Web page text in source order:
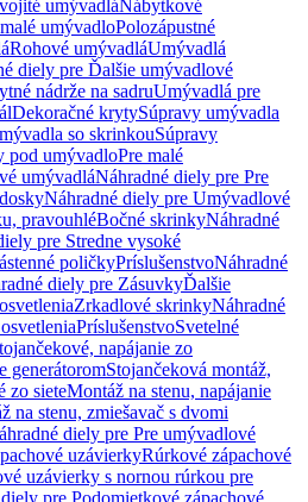
umývadláNábytkové
umývadloPolozápustné
Rohové umývadláUmývadlá
diely pre Ďalšie umývadlové
nádrže na sadruUmývadlá pre
Dekoračné krytySúpravy umývadla
so skrinkouSúpravy
pod umývadloPre malé
umývadláNáhradné diely pre Pre
Náhradné diely pre Umývadlové
pravouhléBočné skrinkyNáhradné
pre Stredne vysoké
poličkyPríslušenstvoNáhradné
diely pre ZásuvkyĎalšie
Zrkadlové skrinkyNáhradné
PríslušenstvoSvetelné
napájanie zo
generátoromStojančeková montáž,
zo sieteMontáž na stenu, napájanie
na stenu, zmiešavač s dvomi
diely pre Pre umývadlové
uzávierkyRúrkové zápachové
uzávierky s nornou rúrkou pre
pre Podomietkové zápachové